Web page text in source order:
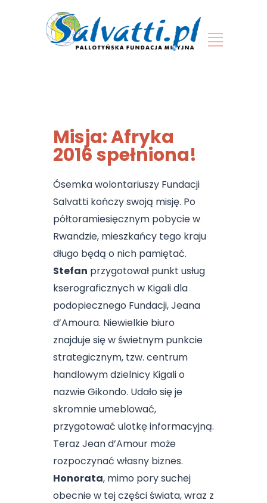
Misja: Afryka
2016 spełniona!
Ósemka wolontariuszy Fundacji
Salvatti kończy swoją misję. Po
półtoramiesięcznym pobycie w
Rwandzie, mieszkańcy tego kraju
długo będą o nich pamiętać.
Stefan przygotował punkt usług
kserograficznych w Kigali dla
podopiecznego Fundacji, Jeana
d’Amoura. Niewielkie biuro
znajduje się w świetnym punkcie
strategicznym, tzw. centrum
handlowym dzielnicy Kigali o
nazwie Gikondo. Udało się je
skromnie umeblować,
przygotować ulotkę informacyjną.
Teraz Jean d’Amour może
rozpoczynać własny biznes.
Honorata, mimo pory suchej
obecnie w tej części świata, wraz z